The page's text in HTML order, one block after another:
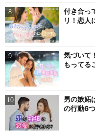
付き合っ
リ！恋人
気づいて
もってる
男の嫉妬
の行動6つ